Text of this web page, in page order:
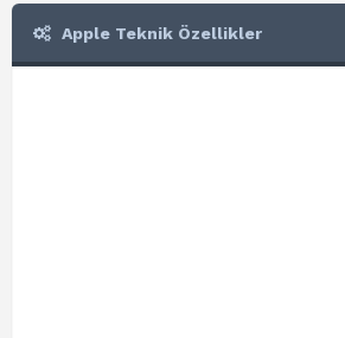
Apple Teknik Özellikler